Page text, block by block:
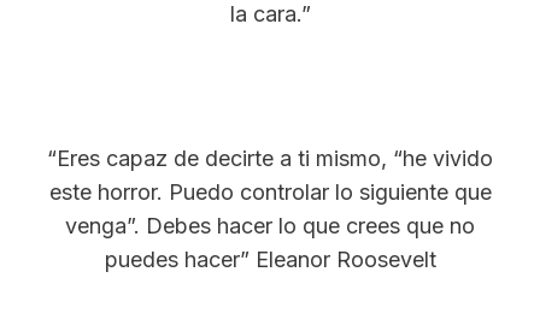
la cara.”
“Eres capaz de decirte a ti mismo, “he vivido
este horror. Puedo controlar lo siguiente que
venga”. Debes hacer lo que crees que no
puedes hacer” Eleanor Roosevelt